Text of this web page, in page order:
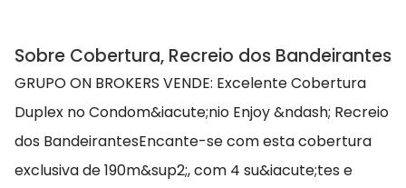
Sobre Cobertura, Recreio dos Bandeirantes
GRUPO ON BROKERS VENDE: Excelente Cobertura
Duplex no Condom&iacute;nio Enjoy &ndash; Recreio
dos BandeirantesEncante-se com esta cobertura
exclusiva de 190m&sup2;, com 4 su&iacute;tes e